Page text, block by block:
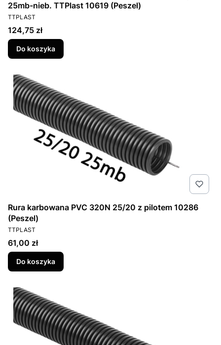
25mb-nieb. TTPlast 10619 (Peszel)
PRODUCENT
TTPLAST
Cena
124,75 zł
Do koszyka
Rura karbowana PVC 320N 25/20 z pilotem 10286
(Peszel)
PRODUCENT
TTPLAST
Cena
61,00 zł
Do koszyka